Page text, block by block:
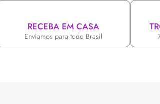
RECEBA EM CASA
Enviamos para todo Brasil